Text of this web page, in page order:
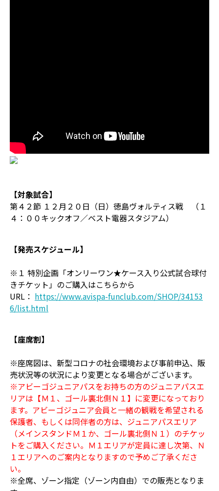
【対象試合】
第４２節 １２月２０日（日）徳島ヴォルティス戦 （１
４：００キックオフ／ベスト電器スタジアム）
【発売スケジュール】
※１ 特別企画「オンリーワン★ケース入り公式試合球付
きチケット」のご購入はこちらから
URL： https://www.avispa-funclub.com/SHOP/34153
6/list.html
【座席割】
※座席図は、新型コロナの社会環境および事前申込、販
売状況等の状況により変更となる場合がございます。
※アビーゴジュニアパスをお持ちの方のジュニアパスエ
リアは【Ｍ１、ゴール裏北側Ｎ１】に変更になっており
ます。アビーゴジュニア会員と一緒の観戦を希望される
保護者、もしくは同伴者の方は、ジュニアパスエリア
（メインスタンドＭ１か、ゴール裏北側Ｎ１）のチケッ
トをご購入ください。Ｍ１エリアが定員に達し次第、Ｎ
１エリアへのご案内となりますので予めご了承くださ
い。
※全席、ゾーン指定（ゾーン内自由）での販売となりま